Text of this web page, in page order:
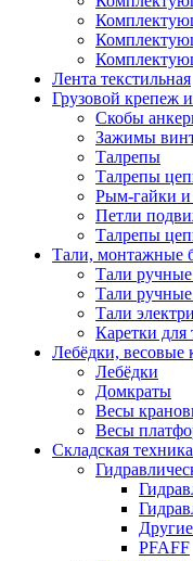
Лента текстильная
Грузовой крепеж
Скобы
Зажимы
Талрепы
Талрепы
Рым-гайки
Петли
Талрепы
Тали, монтажные
Тали
Тали
Тали
Каретки для
Лебёдки, весовые
Лебёдки
Домкраты
Весы
Весы
Складская
PFAFF